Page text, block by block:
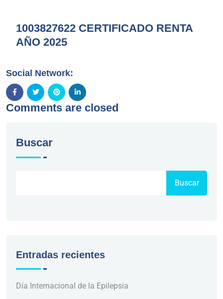
1003827622 CERTIFICADO RENTA
AÑO 2025
Social Network:
Comments are closed
Buscar
Buscar
Entradas recientes
Día Internacional de la Epilepsia